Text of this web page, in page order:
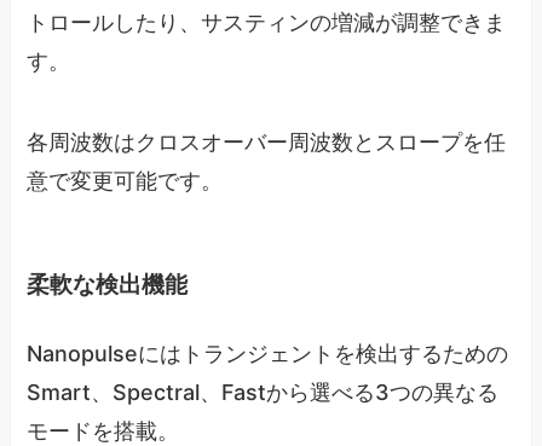
トロールしたり、サスティンの増減が調整できま
す。
各周波数はクロスオーバー周波数とスロープを任
意で変更可能です。
柔軟な検出機能
Nanopulseにはトランジェントを検出するための
Smart、Spectral、Fastから選べる3つの異なる
モードを搭載。